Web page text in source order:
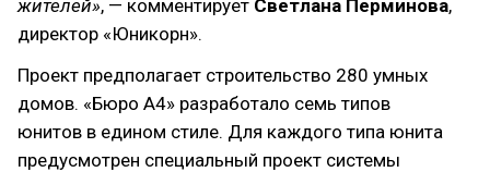
жителей», — комментирует Светлана Перминова,
директор «Юникорн».
Проект предполагает строительство 280 умных
домов. «Бюро А4» разработало семь типов
юнитов в едином стиле. Для каждого типа юнита
предусмотрен специальный проект системы